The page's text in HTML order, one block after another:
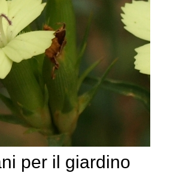
per il giardino